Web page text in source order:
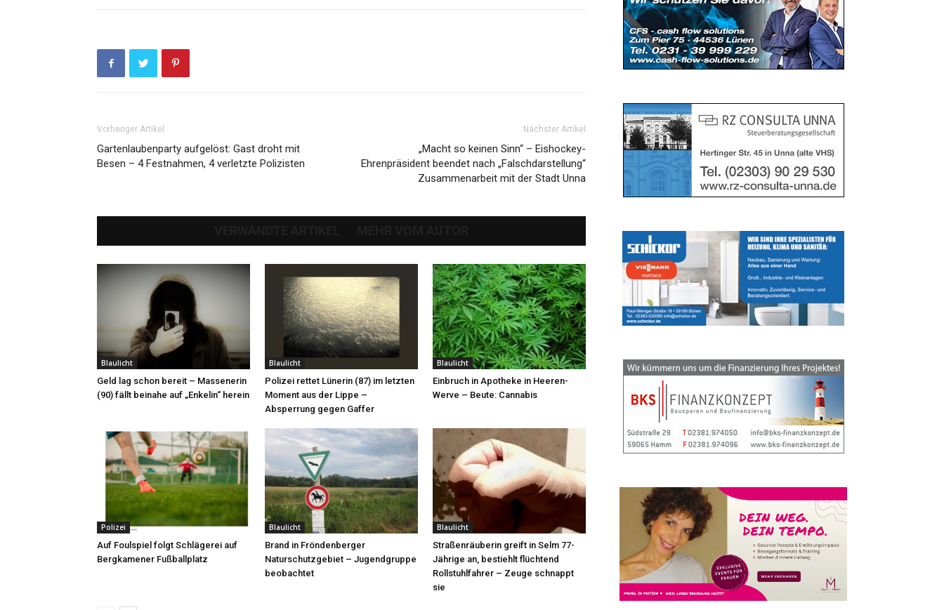
Vorheriger Artikel
Gartenlaubenparty aufgelöst: Gast droht mit
Besen – 4 Festnahmen, 4 verletzte Polizisten
Nächster Artikel
„Macht so keinen Sinn“ – Eishockey-
Ehrenpräsident beendet nach „Falschdarstellung“
Zusammenarbeit mit der Stadt Unna
Blaulicht
Geld lag schon bereit – Massenerin
(90) fällt beinahe auf „Enkelin“ herein
Blaulicht
Polizei rettet Lünerin (87) im letzten
Moment aus der Lippe –
Absperrung gegen Gaffer
Blaulicht
Einbruch in Apotheke in Heeren-
Werve – Beute: Cannabis
Polizei
Auf Foulspiel folgt Schlägerei auf
Bergkamener Fußballplatz
Blaulicht
Brand in Fröndenberger
Naturschutzgebiet – Jugendgruppe
beobachtet
Blaulicht
Straßenräuberin greift in Selm 77-
Jährige an, bestiehlt flüchtend
Rollstuhlfahrer – Zeuge schnappt
sie